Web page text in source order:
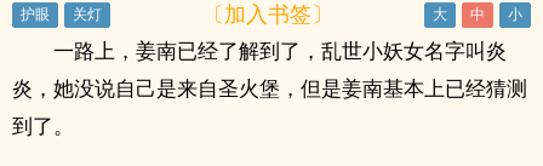
〔加入书签〕
一路上，姜南已经了解到了，乱世小妖女名字叫炎
炎，她没说自己是来自圣火堡，但是姜南基本上已经猜测
到了。